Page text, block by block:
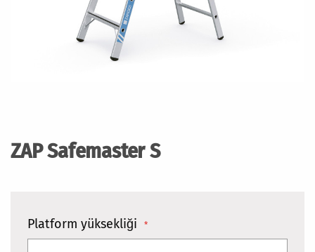
ZAP Safemaster S
Platform yüksekliği
git